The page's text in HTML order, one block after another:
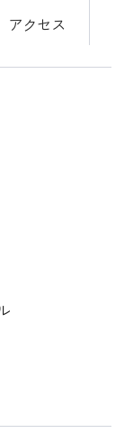
アクセス